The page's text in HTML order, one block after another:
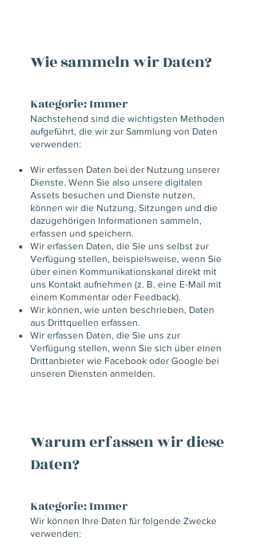
Wie sammeln wir Daten?
Kategorie: Immer
Nachstehend sind die wichtigsten Methoden
aufgeführt, die wir zur Sammlung von Daten
verwenden:
Wir erfassen Daten bei der Nutzung unserer
Dienste. Wenn Sie also unsere digitalen
Assets besuchen und Dienste nutzen,
können wir die Nutzung, Sitzungen und die
dazugehörigen Informationen sammeln,
erfassen und speichern.
Wir erfassen Daten, die Sie uns selbst zur
Verfügung stellen, beispielsweise, wenn Sie
über einen Kommunikationskanal direkt mit
uns Kontakt aufnehmen (z. B. eine E-Mail mit
einem Kommentar oder Feedback).
Wir können, wie unten beschrieben, Daten
aus Drittquellen erfassen.
Wir erfassen Daten, die Sie uns zur
Verfügung stellen, wenn Sie sich über einen
Drittanbieter wie Facebook oder Google bei
unseren Diensten anmelden.
Warum erfassen wir diese
Daten?
Kategorie: Immer
Wir können Ihre Daten für folgende Zwecke
verwenden: